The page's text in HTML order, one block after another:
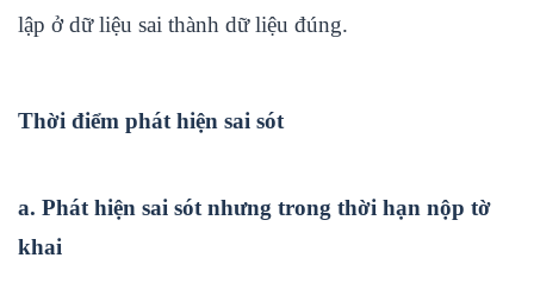
lập ở dữ liệu sai thành dữ liệu đúng.
Thời điểm phát hiện sai sót
a. Phát hiện sai sót nhưng trong thời hạn nộp tờ
khai